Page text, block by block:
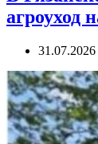
агроуход
31.07.2026